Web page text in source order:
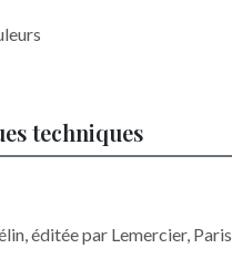
techniques
éditée par Lemercier, Paris